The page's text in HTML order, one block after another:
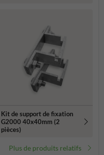
Kit de support de fixation
G2000 40x40mm (2
pièces)
Plus de produits relatifs